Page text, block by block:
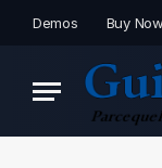
Demos Buy Now